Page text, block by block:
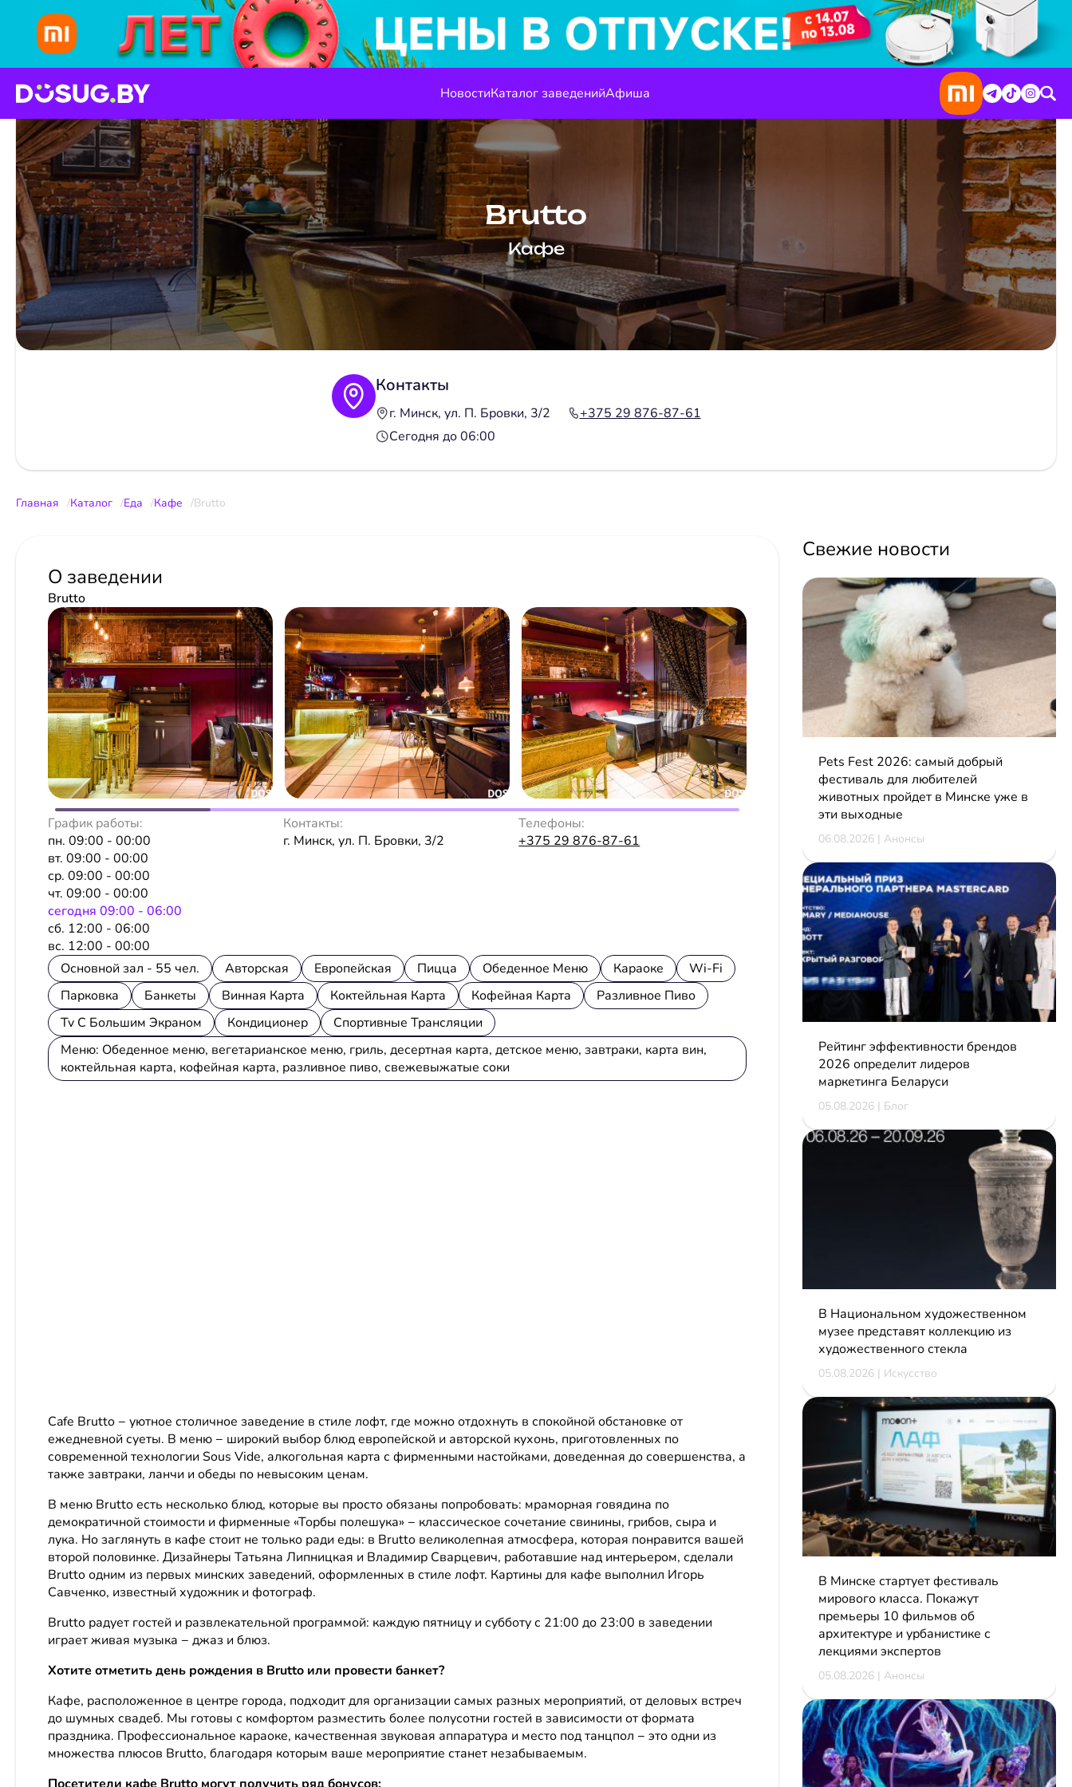
НовостиКаталог заведенийАфиша
Brutto
Кафе
Контакты
г. Минск, ул. П. Бровки, 3/2
+375 29 876-87-61
Сегодня до 06:00
Главная Каталог Еда Кафе Brutto
О заведении
Brutto
График работы:
пн. 09:00 - 00:00
вт. 09:00 - 00:00
ср. 09:00 - 00:00
чт. 09:00 - 00:00
сeгодня 09:00 - 06:00
сб. 12:00 - 06:00
вс. 12:00 - 00:00
Контакты:
г. Минск, ул. П. Бровки, 3/2
Телефоны:
+375 29 876-87-61
Основной зал - 55 чел. Авторская Европейская Пицца Обеденное Меню Караоке
Wi-Fi
Парковка
Банкеты Винная Карта Коктейльная Карта Кофейная Карта
Разливное Пиво
Tv С Большим Экраном
Кондиционер
Спортивные Трансляции
Меню: Обеденное меню, вегетарианское меню, гриль, десертная карта, детское меню, завтраки, карта вин,
коктейльная карта, кофейная карта, разливное пиво, свежевыжатые соки
Cafe Brutto − уютное столичное заведение в стиле лофт, где можно отдохнуть в спокойной обстановке от
ежедневной суеты. В меню − широкий выбор блюд европейской и авторской кухонь, приготовленных по
современной технологии Sous Vide, алкогольная карта с фирменными настойками, доведенная до совершенства, а
также завтраки, ланчи и обеды по невысоким ценам.
В меню Brutto есть несколько блюд, которые вы просто обязаны попробовать: мраморная говядина по
демократичной стоимости и фирменные «Торбы полешука» − классическое сочетание свинины, грибов, сыра и
лука. Но заглянуть в кафе стоит не только ради еды: в Brutto великолепная атмосфера, которая понравится вашей
второй половинке. Дизайнеры Татьяна Липницкая и Владимир Сварцевич, работавшие над интерьером, сделали
Brutto одним из первых минских заведений, оформленных в стиле лофт. Картины для кафе выполнил Игорь
Савченко, известный художник и фотограф.
Brutto радует гостей и развлекательной программой: каждую пятницу и субботу с 21:00 до 23:00 в заведении
играет живая музыка − джаз и блюз.
Хотите отметить день рождения в Brutto или провести банкет?
Кафе, расположенное в центре города, подходит для организации самых разных мероприятий, от деловых встреч
до шумных свадеб. Мы готовы с комфортом разместить более полусотни гостей в зависимости от формата
праздника. Профессиональное караоке, качественная звуковая аппаратура и место под танцпол − это одни из
множества плюсов Brutto, благодаря которым ваше мероприятие станет незабываемым.
Посетители кафе Brutto могут получить ряд бонусов:
Свежие новости
Pets Fest 2026: самый добрый
фестиваль для любителей
животных пройдет в Минске уже в
эти выходные
06.08.2026 | Анонсы
Рейтинг эффективности брендов
2026 определит лидеров
маркетинга Беларуси
05.08.2026 | Блог
В Национальном художественном
музее представят коллекцию из
художественного стекла
05.08.2026 | Искусство
В Минске стартует фестиваль
мирового класса. Покажут
премьеры 10 фильмов об
архитектуре и урбанистике с
лекциями экспертов
05.08.2026 | Анонсы